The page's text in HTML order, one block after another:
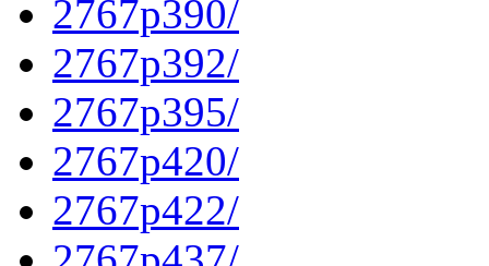
2767p390/
2767p392/
2767p395/
2767p420/
2767p422/